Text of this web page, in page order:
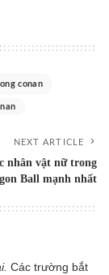
conan
NEXT ARTICLE
nhân vật nữ trong
Ball mạnh nhất
Các trường bắt